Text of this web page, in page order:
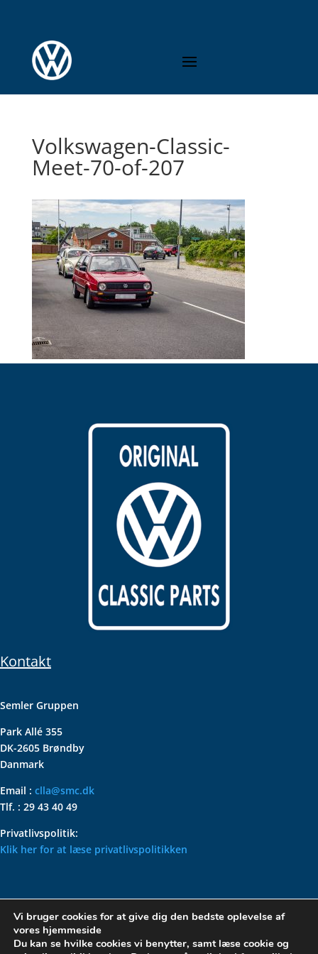
Volkswagen-Classic-
Meet-70-of-207
Kontakt
Semler Gruppen
Park Allé 355
DK-2605 Brøndby
Danmark
Email : clla@smc.dk
Tlf. : 29 43 40 49
Privatlivspolitik:
Klik her for at læse privatlivspolitikken
VOLKSWAGEN CLASSIC
PARTS – HOLDER DIN
KLASSISKE VOLKSWAGEN I
Vi bruger cookies for at give dig den bedste oplevelse af
vores hjemmeside
Du kan se hvilke cookies vi benytter, samt læse cookie og